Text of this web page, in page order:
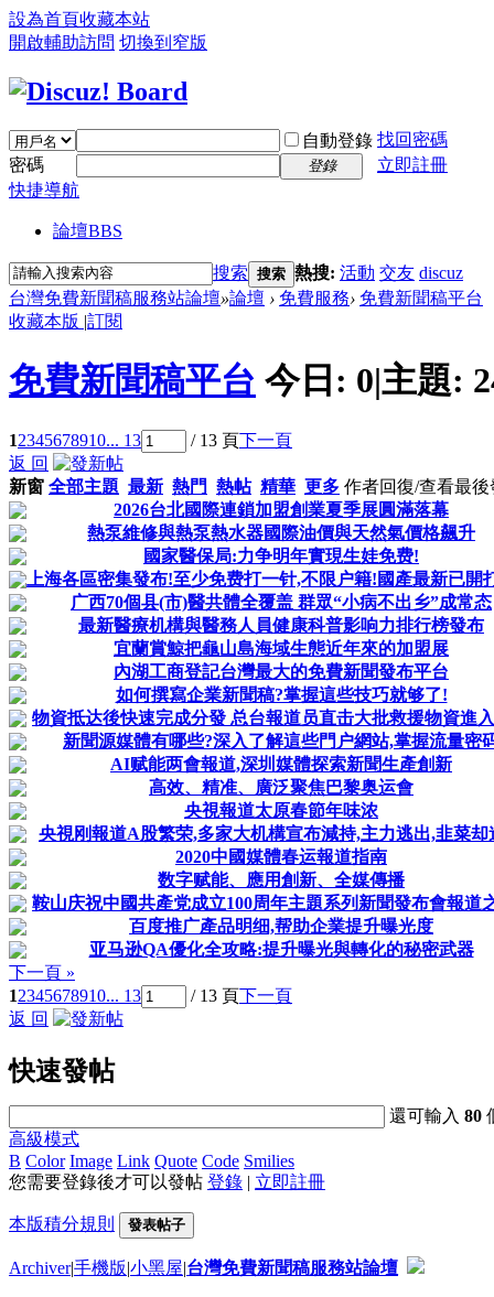
設為首頁收藏本站
開啟輔助訪問 切換到窄版
自動登錄 找回密碼
密碼
登錄
立即註冊
快捷導航
論壇BBS
搜索 搜索 熱搜: 活動 交友 discuz
台灣免費新聞稿服務站論壇»論壇 › 免費服務› 免費新聞稿平台
收藏本版 |訂閱
免費新聞稿平台 今日: 0|主題:
12345678910... 13 / 13 頁下一頁
返 回
新窗 全部主題 最新 熱門 熱帖 精華 更多 作者回復/查看最後
2026台北國際連鎖加盟創業夏季展圓滿落幕
熱泵維修與熱泵熱水器國際油價與天然氣價格飆升
國家醫保局:力争明年實現生娃免费!
上海各區密集發布!至少免费打一针,不限户籍!國產最新已開
广西70個县(市)醫共體全覆盖 群眾“小病不出乡”成常态
最新醫療机構與醫務人員健康科普影响力排行榜發布
宜蘭賞鯨把龜山島海域生態近年來的加盟展
內湖工商登記台灣最大的免費新聞發布平台
如何撰寫企業新聞稿?掌握這些技巧就够了!
物資抵达後快速完成分發 总台報道员直击大批救援物資進
新聞源媒體有哪些?深入了解這些門户網站,掌握流量密
AI赋能两會報道,深圳媒體探索新聞生產創新
高效、精准、廣泛聚焦巴黎奥运會
央視報道太原春節年味浓
央視刚報道A股繁荣,多家大机構宣布減持,主力逃出,韭菜却
2020中國媒體春运報道指南
数字赋能、應用創新、全媒傳播
鞍山庆祝中國共產党成立100周年主題系列新聞發布會報道
百度推广產品明细,帮助企業提升曝光度
亚马逊QA優化全攻略:提升曝光與轉化的秘密武器
下一頁 »
12345678910... 13 / 13 頁下一頁
返 回
快速發帖
還可輸入80
高級模式
B Color Image Link Quote Code Smilies
您需要登錄後才可以發帖 登錄 | 立即註冊
本版積分規則 發表帖子
Archiver|手機版|小黑屋|台灣免費新聞稿服務站論壇